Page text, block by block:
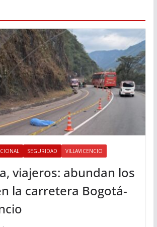
SEGURIDAD VILLAVICENCIO
viajeros: abundan los
la carretera Bogotá-